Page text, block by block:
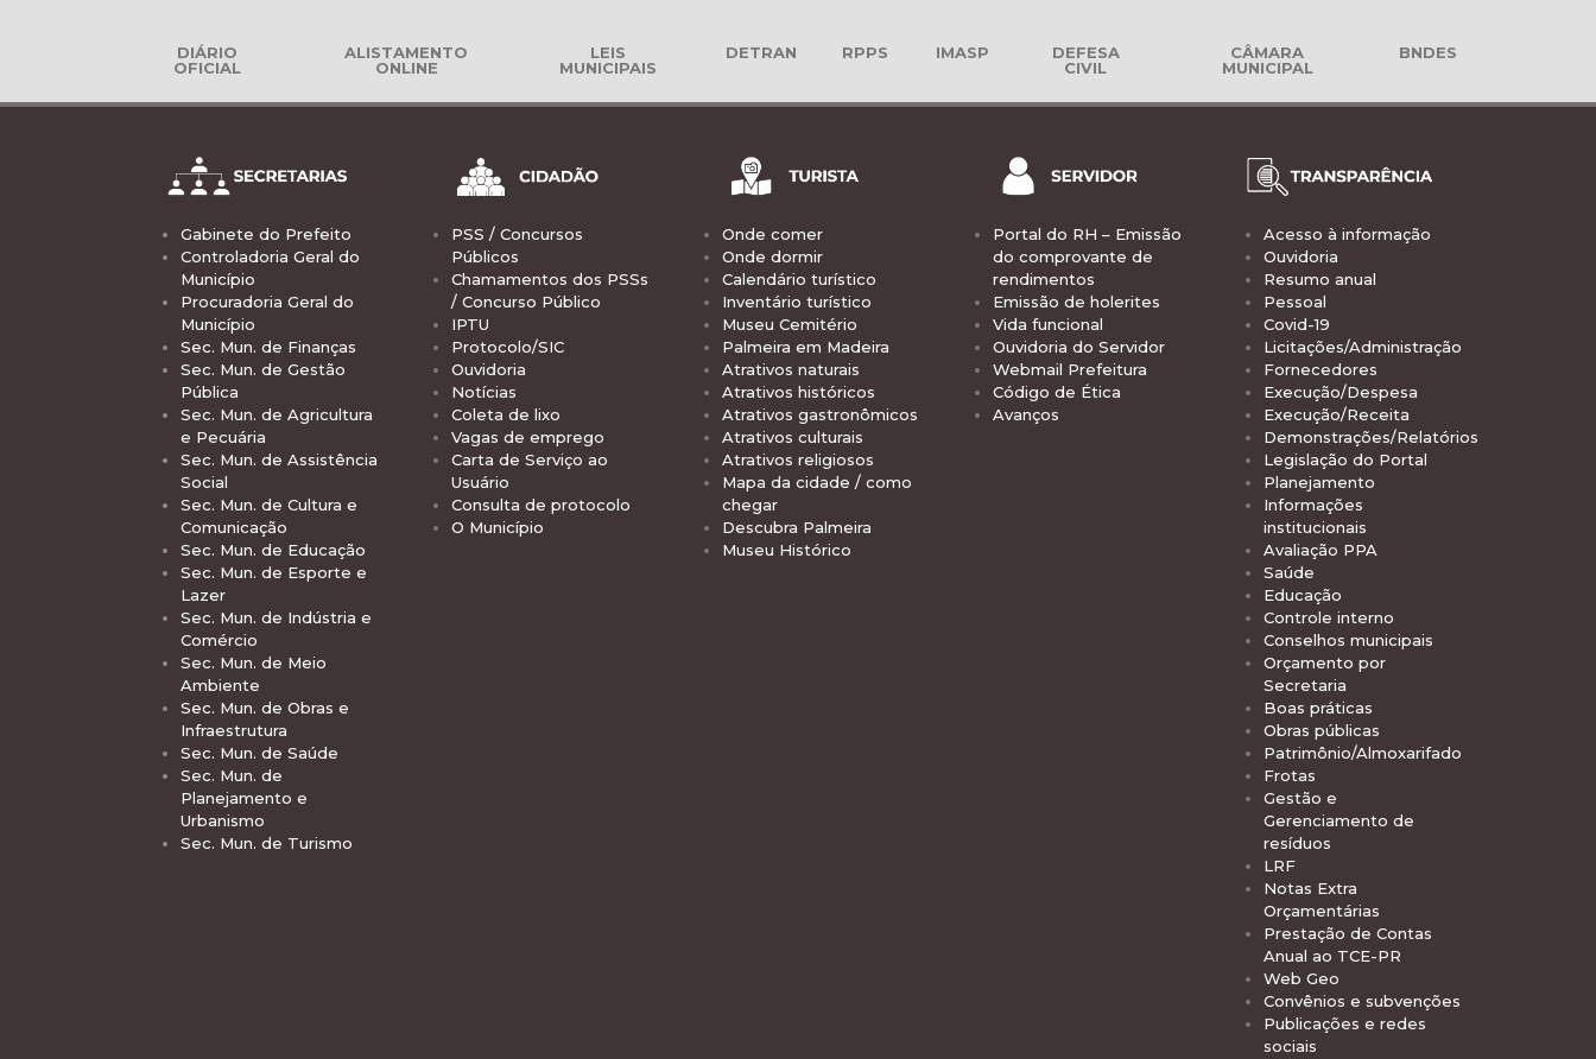
DIÁRIO
OFICIAL
ALISTAMENTO
ONLINE
LEIS
MUNICIPAIS
DETRAN RPPS IMASP
DEFESA
CIVIL
CÂMARA
MUNICIPAL
BNDES
Gabinete do Prefeito
Controladoria Geral do
Município
Procuradoria Geral do
Município
Sec. Mun. de Finanças
Sec. Mun. de Gestão
Pública
Sec. Mun. de Agricultura
e Pecuária
Sec. Mun. de Assistência
Social
Sec. Mun. de Cultura e
Comunicação
Sec. Mun. de Educação
Sec. Mun. de Esporte e
Lazer
Sec. Mun. de Indústria e
Comércio
Sec. Mun. de Meio
Ambiente
Sec. Mun. de Obras e
Infraestrutura
Sec. Mun. de Saúde
Sec. Mun. de
Planejamento e
Urbanismo
Sec. Mun. de Turismo
PSS / Concursos
Públicos
Chamamentos dos PSSs
/ Concurso Público
IPTU
Protocolo/SIC
Ouvidoria
Notícias
Coleta de lixo
Vagas de emprego
Carta de Serviço ao
Usuário
Consulta de protocolo
O Município
Onde comer
Onde dormir
Calendário turístico
Inventário turístico
Museu Cemitério
Palmeira em Madeira
Atrativos naturais
Atrativos históricos
Atrativos gastronômicos
Atrativos culturais
Atrativos religiosos
Mapa da cidade / como
chegar
Descubra Palmeira
Museu Histórico
Portal do RH – Emissão
do comprovante de
rendimentos
Emissão de holerites
Vida funcional
Ouvidoria do Servidor
Webmail Prefeitura
Código de Ética
Avanços
Acesso à informação
Ouvidoria
Resumo anual
Pessoal
Covid-19
Licitações/Administração
Fornecedores
Execução/Despesa
Execução/Receita
Demonstrações/Relatórios
Legislação do Portal
Planejamento
Informações
institucionais
Avaliação PPA
Saúde
Educação
Controle interno
Conselhos municipais
Orçamento por
Secretaria
Boas práticas
Obras públicas
Patrimônio/Almoxarifado
Frotas
Gestão e
Gerenciamento de
resíduos
LRF
Notas Extra
Orçamentárias
Prestação de Contas
Anual ao TCE-PR
Web Geo
Convênios e subvenções
Publicações e redes
sociais